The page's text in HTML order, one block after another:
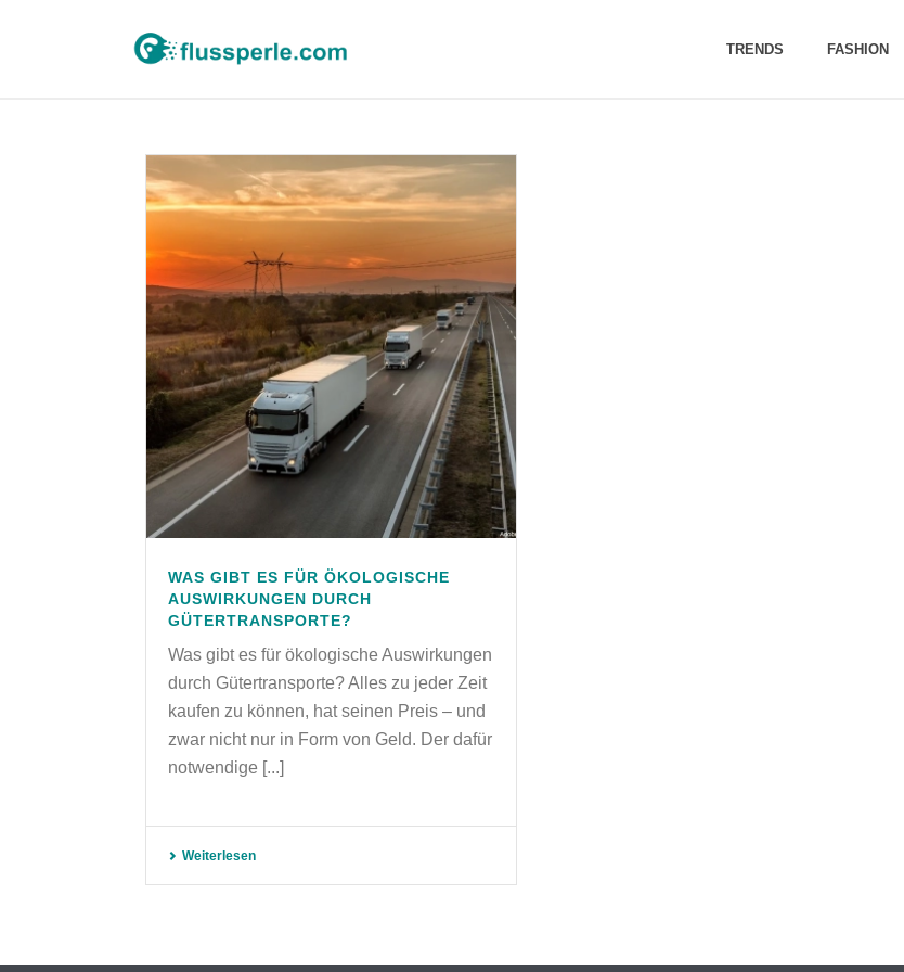
TRENDS FASHION
WAS GIBT ES FÜR ÖKOLOGISCHE
AUSWIRKUNGEN DURCH
GÜTERTRANSPORTE?
Was gibt es für ökologische Auswirkungen
durch Gütertransporte? Alles zu jeder Zeit
kaufen zu können, hat seinen Preis – und
zwar nicht nur in Form von Geld. Der dafür
notwendige [...]
Weiterlesen